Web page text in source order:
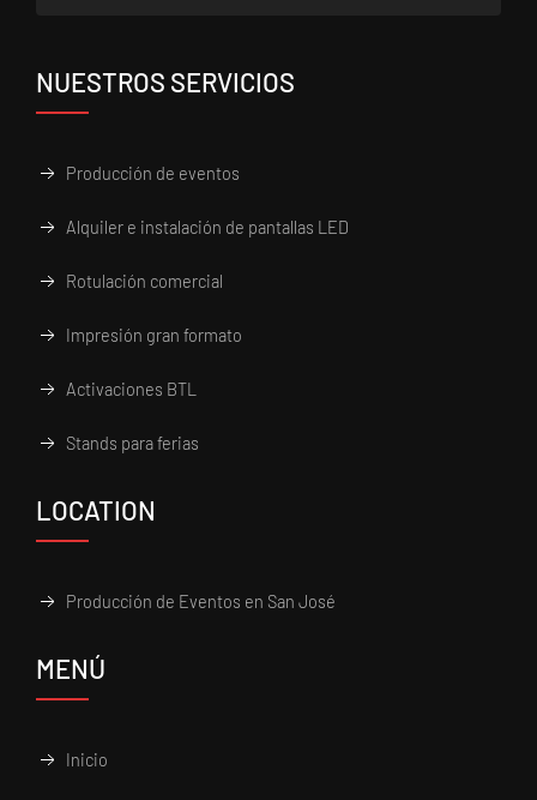
NUESTROS SERVICIOS
Producción de eventos
Alquiler e instalación de pantallas LED
Rotulación comercial
Impresión gran formato
Activaciones BTL
Stands para ferias
LOCATION
Producción de Eventos en San José
MENÚ
Inicio